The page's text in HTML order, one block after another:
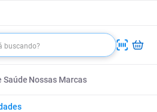
Saúde Nossas Marcas